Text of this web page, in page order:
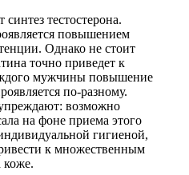
тестостерона.
повышением
Однако не стоит
точно приведет к
мужчины повышение
по-разному.
возможно
на фоне приема этого
гигиеной,
к множественным